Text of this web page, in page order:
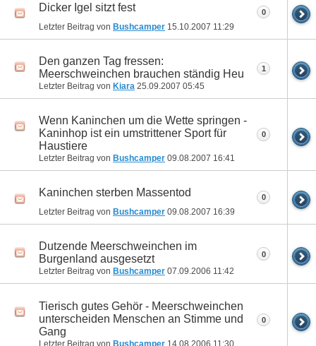
Dicker Igel sitzt fest
Letzter Beitrag von Bushcamper 15.10.2007 11:29
0
Den ganzen Tag fressen:
Meerschweinchen brauchen ständig Heu
Letzter Beitrag von Kiara 25.09.2007 05:45
1
Wenn Kaninchen um die Wette springen -
Kaninhop ist ein umstrittener Sport für
Haustiere
Letzter Beitrag von Bushcamper 09.08.2007 16:41
0
Kaninchen sterben Massentod
Letzter Beitrag von Bushcamper 09.08.2007 16:39
0
Dutzende Meerschweinchen im
Burgenland ausgesetzt
Letzter Beitrag von Bushcamper 07.09.2006 11:42
0
Tierisch gutes Gehör - Meerschweinchen
unterscheiden Menschen an Stimme und
Gang
Letzter Beitrag von Bushcamper 14.08.2006 11:30
0